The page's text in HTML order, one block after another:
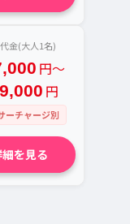
金(大人1名)
円〜
円
ーチャージ別
を見る